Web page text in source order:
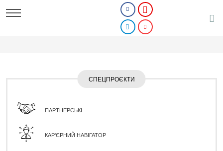
СПЕЦПРОЄКТИ
ПАРТНЕРСЬКІ
КАР'ЄРНИЙ НАВІГАТОР